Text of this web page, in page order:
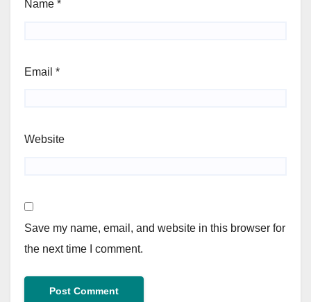
Name *
Email *
Website
Save my name, email, and website in this browser for
the next time I comment.